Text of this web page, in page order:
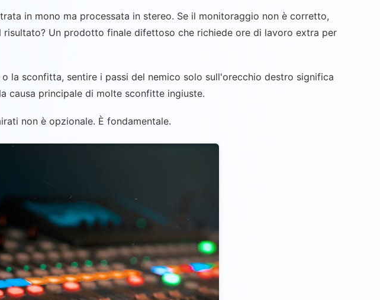
in mono ma processata in stereo. Se il monitoraggio non è corretto,
Un prodotto finale difettoso che richiede ore di lavoro extra per
la sconfitta, sentire i passi del nemico solo sull'orecchio destro significa
causa principale di molte sconfitte ingiuste.
non è opzionale. È fondamentale.